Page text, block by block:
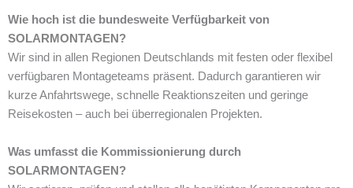
Wie hoch ist die bundesweite Verfügbarkeit von
SOLARMONTAGEN?
Wir sind in allen Regionen Deutschlands mit festen oder flexibel
verfügbaren Montageteams präsent. Dadurch garantieren wir
kurze Anfahrtswege, schnelle Reaktionszeiten und geringe
Reisekosten – auch bei überregionalen Projekten.
Was umfasst die Kommissionierung durch
SOLARMONTAGEN?